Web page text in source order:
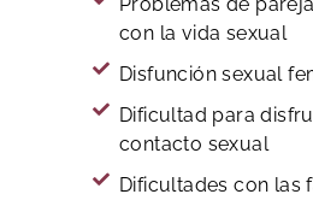
con la vida sexual
Disfunción sexual
Dificultad para
contacto sexual
Dificultades con las